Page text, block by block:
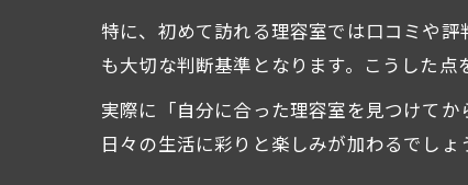
特に、初めて訪れる理容室では口コミや
も大切な判断基準となります。こうした
実際に「自分に合った理容室を見つけて
日々の生活に彩りと楽しみが加わるでしょ